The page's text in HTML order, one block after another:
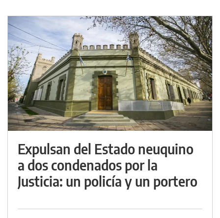
Expulsan del Estado neuquino
a dos condenados por la
Justicia: un policía y un portero